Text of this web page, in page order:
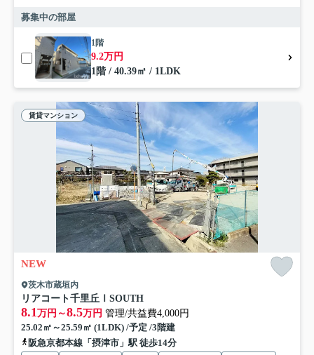
募集中の部屋
1階
9.2万円
1階 / 40.39㎡ / 1LDK
賃貸マンション
NEW
茨木市蔵垣内
リアコート千里丘ⅠSOUTH
8.1万円～8.5万円 管理/共益費4,000円
25.02㎡～25.59㎡ (1LDK) /予定 /3階建
阪急京都本線「摂津市」駅 徒歩14分